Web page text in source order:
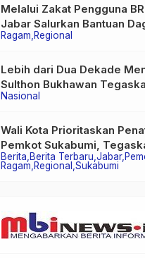
Ragam Regional
Melalui Zakat Pengguna
Jabar Salurkan Bantuan
Masyarakat Desa Ciririp
Nasional
Lebih dari Dua Dekade
Sulthon Bukhawan
Adalah Harga Mati
Berita Berita Terbaru Jabar
Ragam Regional Sukabumi
Wali Kota Prioritaskan
Pemkot Sukabumi,
Ada Lagi Sengketa Lahan